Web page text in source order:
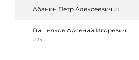
Абанин Петр Алексеевич #1
Вишняков Арсений Игоревич
#23